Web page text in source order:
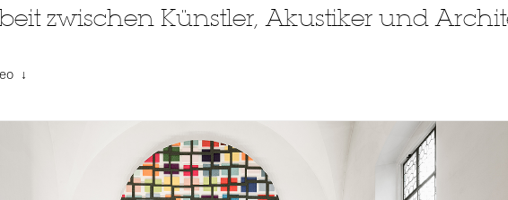
zwischen Künstler, Akustiker und
↓